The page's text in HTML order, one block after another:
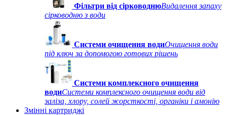
Фільтри від сірководнюВидалення запаху
сірководню з води
Системи очищення водиОчищення води
під ключ за допомогою готових рішень
Системи комплексного очищення
водиСистеми комплексного очищення води від
заліза, хлору, солей жорсткості, органіки і амонію
Змінні картриджі